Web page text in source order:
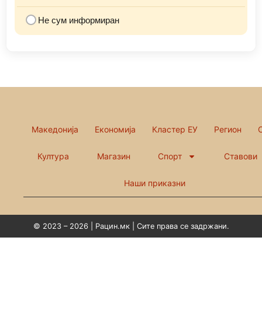
Не сум информиран
Македонија Економија Кластер ЕУ Регион
Култура Магазин Спорт Ставови
Наши приказни
© 2023 – 2026 | Рацин.мк | Сите права се задржани.